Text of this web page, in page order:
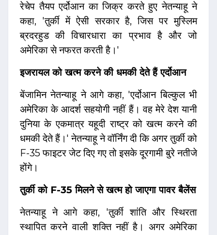
रेचेप तैयप एर्दोआन का जिक्र करते हुए नेतन्याहू ने
कहा, 'तुर्की में ऐसी सरकार है, जिस पर मुस्लिम
ब्रदरहुड की विचारधारा का प्रभाव है और जो
अमेरिका से नफरत करती है।'
इजरायल को खत्म करने की धमकी देते हैं एर्दोआन
बेंजामिन नेतन्याहू ने आगे कहा, 'एर्दोआन बिल्कुल भी
अमेरिका के आदर्श सहयोगी नहीं हैं। वह मेरे देश यानी
दुनिया के एकमात्र यहूदी राष्ट्र को खत्म करने की
धमकी देते हैं।' नेतन्याहू ने वॉर्निंग दी कि अगर तुर्की को
F-35 फाइटर जेट दिए गए तो इसके दूरगामी बुरे नतीजे
होंगे।
तुर्की को F-35 मिलने से खत्म हो जाएगा पावर बैलेंस
नेतन्याहू ने आगे कहा, 'तुर्की शांति और स्थिरता
स्थापित करने वाली शक्ति नहीं है। अगर अमेरिका